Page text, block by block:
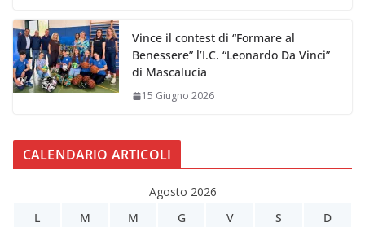
Vince il contest di “Formare al
Benessere” l’I.C. “Leonardo Da Vinci”
di Mascalucia
15 Giugno 2026
CALENDARIO ARTICOLI
Agosto 2026
L
M M G V S D